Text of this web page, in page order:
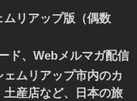
リアップ版（偶数
ド、Webメルマガ配信
ェムリアップ市内のカ
産店など、日本の旅